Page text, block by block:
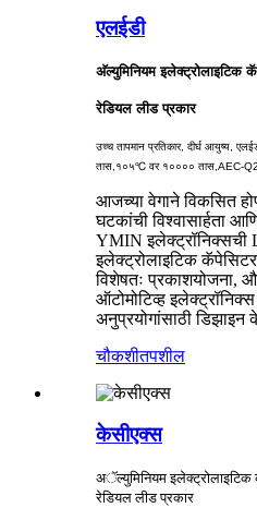
एलईडी
अ‍ॅल्युमिनियम इलेक्ट्रोलाइटिक
रेडियल लीड प्रकार
उच्च तापमान प्रतिकार, दीर्घ आयुष्य,
तास, १०५℃ वर १०००० तास, AEC-
आजच्या वेगाने विकसित
घटकांची विश्वासार्हता
YMIN
इलेक्ट्रोलाइटिक कॅपेसिटर
विशेषतः प्रकाशयोजना,
ऑटोमोटिव्ह इलेक्ट्रॉनिक्स
अनुप्रयोगांसाठी
चौकशीतपशील
केसीएक्स
अॅल्युमिनियम इलेक्ट्रोलाइटिक
रेडियल लीड प्रकार